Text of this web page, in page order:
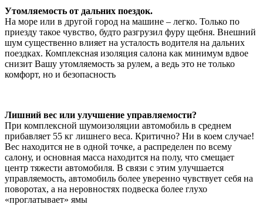
Утомляемость от дальних поездок.
На море или в другой город на машине – легко. Только по
приезду такое чувство, будто разгрузил фуру щебня. Внешний
шум существенно влияет на усталость водителя на дальних
поездках. Комплексная изоляция салона как минимум вдвое
снизит Вашу утомляемость за рулем, а ведь это не только
комфорт, но и безопасность
Лишний вес или улучшение управляемости?
При комплексной шумоизоляции автомобиль в среднем
прибавляет 55 кг лишнего веса. Критично? Ни в коем случае!
Вес находится не в одной точке, а распределен по всему
салону, и основная масса находится на полу, что смещает
центр тяжести автомобиля. В связи с этим улучшается
управляемость, автомобиль более уверенно чувствует себя на
поворотах, а на неровностях подвеска более глухо
«проглатывает» ямы